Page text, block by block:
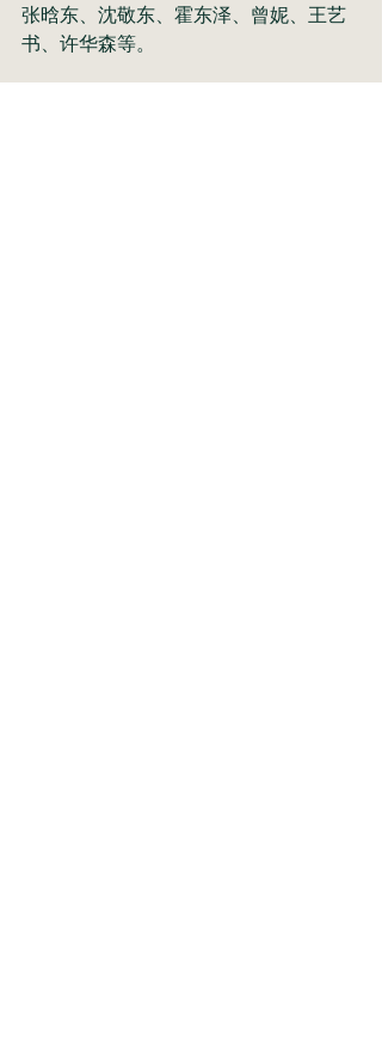
张晗东、沈敬东、霍东泽、曾妮、王艺
书、许华森等。